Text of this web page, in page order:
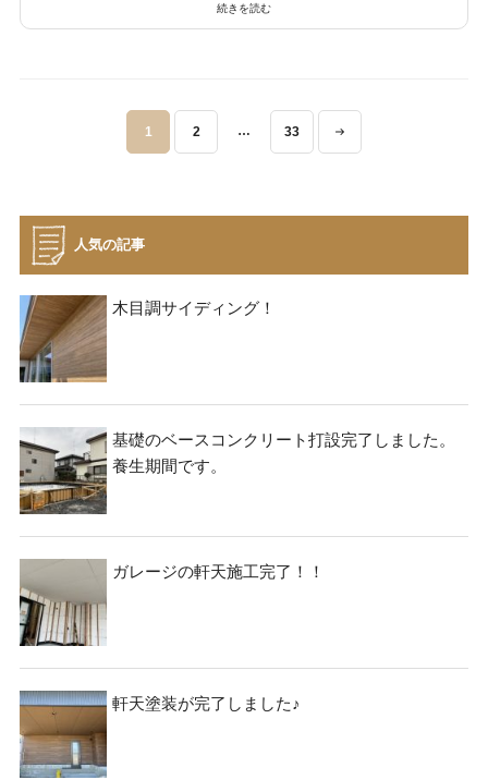
続きを読む
ビ
ゲ
ー
シ
ョ
ン
1 2 … 33
人気の記事
木目調サイディング！
基礎のベースコンクリート打設完了しました。
養生期間です。
ガレージの軒天施工完了！！
軒天塗装が完了しました♪